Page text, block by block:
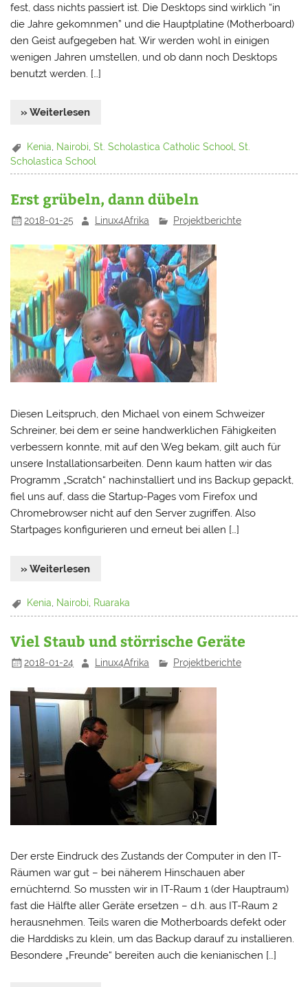
fest, dass nichts passiert ist. Die Desktops sind wirklich “in
die Jahre gekomnmen” und die Hauptplatine (Motherboard)
den Geist aufgegeben hat. Wir werden wohl in einigen
wenigen Jahren umstellen, und ob dann noch Desktops
benutzt werden. […]
» Weiterlesen
Kenia Nairobi ,St. Scholastica Catholic School ,St.
Scholastica School
Erst grübeln, dann dübeln
2018-01-25 Linux4Afrika Projektberichte
Diesen Leitspruch, den Michael von einem Schweizer
Schreiner, bei dem er seine handwerklichen Fähigkeiten
verbessern konnte, mit auf den Weg bekam, gilt auch für
unsere Installationsarbeiten. Denn kaum hatten wir das
Programm „Scratch“ nachinstalliert und ins Backup gepackt,
fiel uns auf, dass die Startup-Pages vom Firefox und
Chromebrowser nicht auf den Server zugriffen. Also
Startpages konfigurieren und erneut bei allen […]
» Weiterlesen
Kenia Nairobi Ruaraka
Viel Staub und störrische Geräte
2018-01-24 Linux4Afrika Projektberichte
Der erste Eindruck des Zustands der Computer in den IT-
Räumen war gut – bei näherem Hinschauen aber
ernüchternd. So mussten wir in IT-Raum 1 (der Hauptraum)
fast die Hälfte aller Geräte ersetzen – d.h. aus IT-Raum 2
herausnehmen. Teils waren die Motherboards defekt oder
die Harddisks zu klein, um das Backup darauf zu installieren.
Besondere „Freunde“ bereiten auch die kenianischen […]